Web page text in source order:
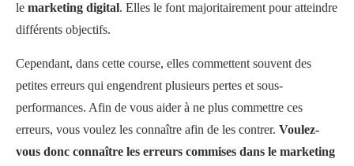
le marketing digital. Elles le font majoritairement pour atteindre
différents objectifs.
Cependant, dans cette course, elles commettent souvent des
petites erreurs qui engendrent plusieurs pertes et sous-
performances. Afin de vous aider à ne plus commettre ces
erreurs, vous voulez les connaître afin de les contrer. Voulez-
vous donc connaître les erreurs commises dans le marketing